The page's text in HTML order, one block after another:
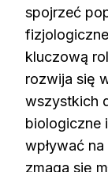
spojrzeć
kluczową
rozwija się
wszystkich
biologiczne
wpływać
zmaga się